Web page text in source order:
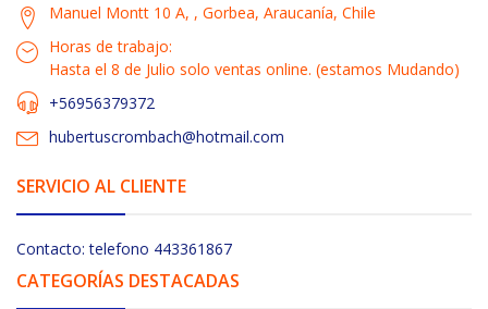
Manuel Montt 10 A, , Gorbea, Araucanía, Chile
Horas de trabajo:
Hasta el 8 de Julio solo ventas online. (estamos Mudando)
+56956379372
hubertuscrombach@hotmail.com
SERVICIO AL CLIENTE
Contacto: telefono 443361867
CATEGORÍAS DESTACADAS